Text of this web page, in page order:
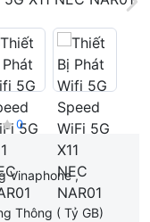
0
Vinaphone ,
Thông ( Tỷ GB)